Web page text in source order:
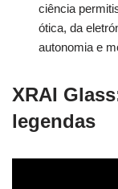
ciência
ótica, da
autonomia e
XRAI
legendas